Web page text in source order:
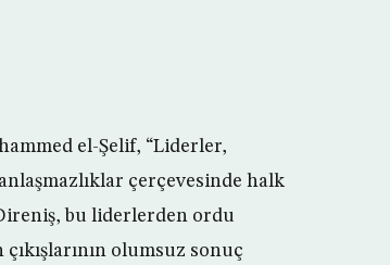
el-Şelif, “Liderler,
çerçevesinde halk
bu liderlerden ordu
olumsuz sonuç